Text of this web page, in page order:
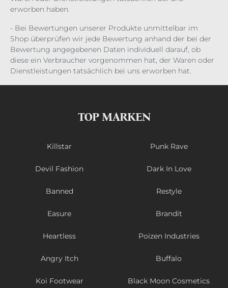
erworben haben.
- Bei Bewertungen unserer Produkte unmittelbar im
Shop überprüfen wir jede Bewertung anhand der bei der
Bewertung angegebenen Daten individuell darauf, ob
diese ein Verbraucher vorgenommen hat, der Waren oder
Dienstleistungen tatsächlich bei uns erworben hat.
TOP MARKEN
Killstar Punk Rave
Devil Fashion Dark In Love
Banned Restyle
Easure Brandit
Heartless Poizen Industries
Angry Itch Buffalo
Koi Footwear Black Moon Cosmetics